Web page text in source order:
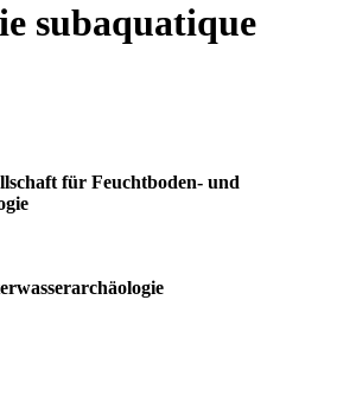
subaquatique
für Feuchtboden- und